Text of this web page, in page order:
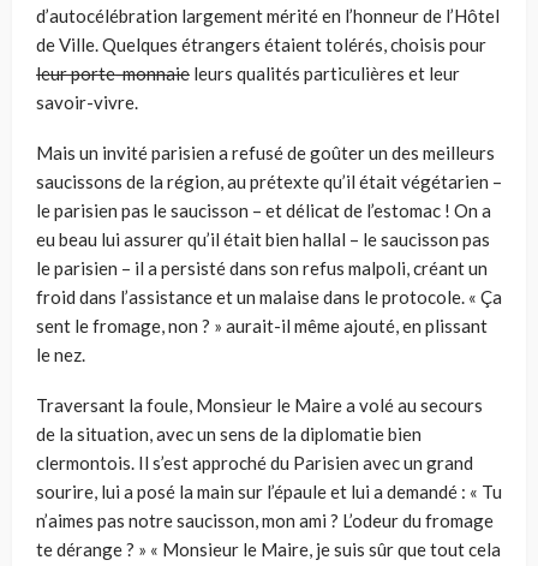
d’autocélébration largement mérité en l’honneur de l’Hôtel
de Ville. Quelques étrangers étaient tolérés, choisis pour
leur porte-monnaie leurs qualités particulières et leur
savoir-vivre.
Mais un invité parisien a refusé de goûter un des meilleurs
saucissons de la région, au prétexte qu’il était végétarien –
le parisien pas le saucisson – et délicat de l’estomac ! On a
eu beau lui assurer qu’il était bien hallal – le saucisson pas
le parisien – il a persisté dans son refus malpoli, créant un
froid dans l’assistance et un malaise dans le protocole. « Ça
sent le fromage, non ? » aurait-il même ajouté, en plissant
le nez.
Traversant la foule, Monsieur le Maire a volé au secours
de la situation, avec un sens de la diplomatie bien
clermontois. Il s’est approché du Parisien avec un grand
sourire, lui a posé la main sur l’épaule et lui a demandé : « Tu
n’aimes pas notre saucisson, mon ami ? L’odeur du fromage
te dérange ? » « Monsieur le Maire, je suis sûr que tout cela